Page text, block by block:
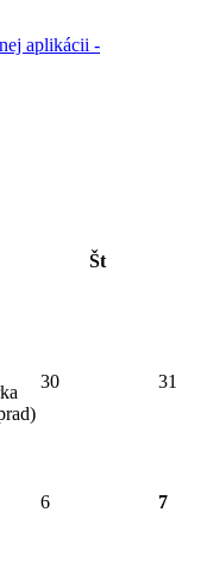
aplikácii -
Št
30 31
6
7